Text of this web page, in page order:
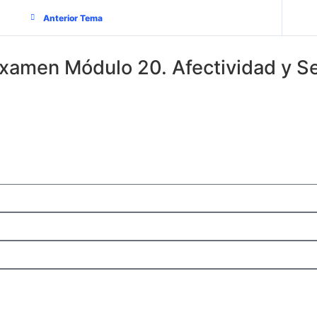
Anterior Tema
Módulo 20. Afectividad y